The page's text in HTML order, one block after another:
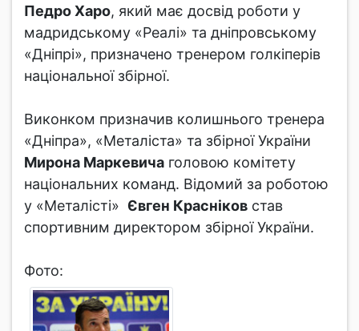
Педро Харо, який має досвід роботи у
мадридському «Реалі» та дніпровському
«Дніпрі», призначено тренером голкіперів
національної збірної.
Виконком призначив колишнього тренера
«Дніпра», «Металіста» та збірної України
Мирона Маркевича головою комітету
національних команд. Відомий за роботою
у «Металісті» Євген Красніков став
спортивним директором збірної України.
Фото: